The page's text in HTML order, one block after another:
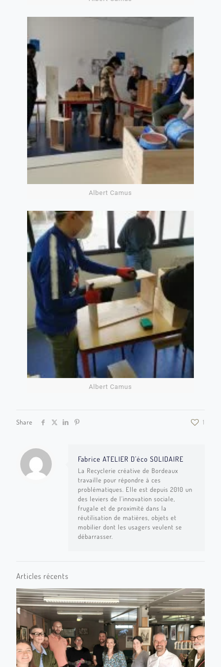
Albert Camus
Albert Camus
Share 1
Fabrice ATELIER D'éco SOLIDAIRE
La Recyclerie créative de Bordeaux
travaille pour répondre à ces
problématiques. Elle est depuis 2010 un
des leviers de l’innovation sociale,
frugale et de proximité dans la
réutilisation de matières, objets et
mobilier dont les usagers veulent se
débarrasser.
Articles récents